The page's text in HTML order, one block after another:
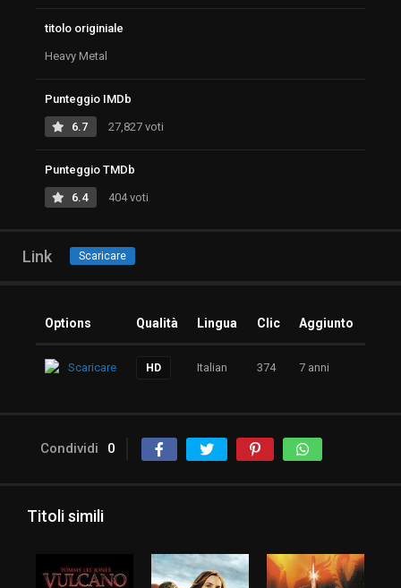
titolo originiale
Heavy Metal
Punteggio IMDb
6.7 27,827 voti
Punteggio TMDb
6.4 404 voti
Link Scaricare
Options Qualità Lingua Clic Aggiunto
Scaricare HD Italian 374 7 anni
Condividi 0
Titoli simili